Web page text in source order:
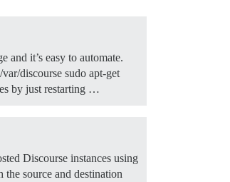
it’s easy to automate.
discourse sudo apt-get
by just restarting …
Discourse instances using
source and destination